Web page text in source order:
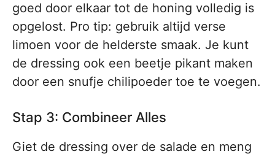
goed door elkaar tot de honing volledig is
opgelost. Pro tip: gebruik altijd verse
limoen voor de helderste smaak. Je kunt
de dressing ook een beetje pikant maken
door een snufje chilipoeder toe te voegen.
Stap 3: Combineer Alles
Giet de dressing over de salade en meng